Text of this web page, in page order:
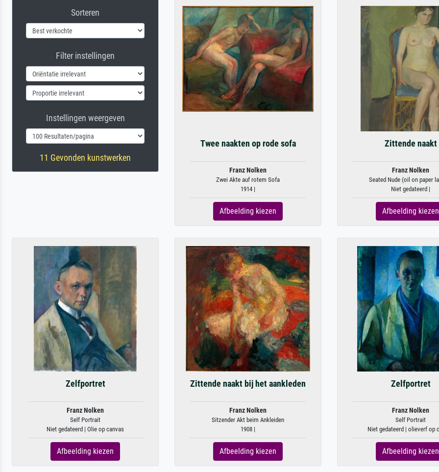
Sorteren
Filter instellingen
Instellingen weergeven
11 Gevonden kunstwerken
Twee naakten op rode sofa
Franz Nolken
Zwei Akte auf rotem Sofa
1914 |
Afbeelding kiezen
Zittende naakt
Franz Nolken
Seated Nude (oil on paper
Niet gedateerd |
Afbeelding kiezen
Zelfportret
Franz Nolken
Self Portrait
Niet gedateerd | Olie op canvas
Afbeelding kiezen
Zittende naakt bij het aankleden
Franz Nolken
Sitzender Akt beim Ankleiden
1908 |
Afbeelding kiezen
Zelfportret
Franz Nolken
Self Portrait
Niet gedateerd | olieverf op
Afbeelding kiezen